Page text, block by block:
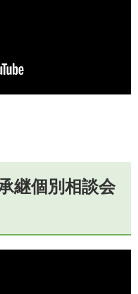
継個別相談会